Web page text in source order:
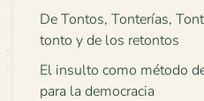
De Tontos, Tonterías,
tonto y de los retontos
El insulto como método
para la democracia